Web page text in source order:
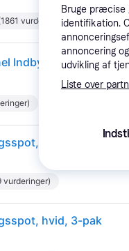
vurderinger)
hvid, 3-pak
vurderinger)
hvid, 3-pak
Bruge præcise
identifikation.
annoncering
udvikling af
Liste over